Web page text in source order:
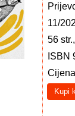
11/
56
ISBN
Kupi